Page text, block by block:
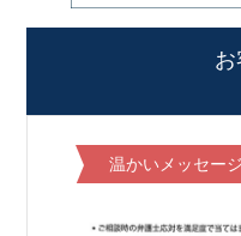
温かいメッセー